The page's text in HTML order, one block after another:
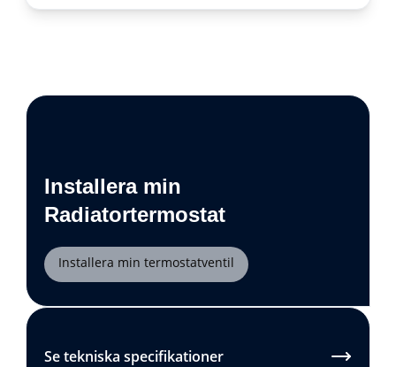
Installera min
Radiatortermostat
Installera min termostatventil
Se tekniska specifikationer